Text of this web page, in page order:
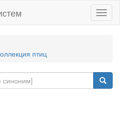
птиц